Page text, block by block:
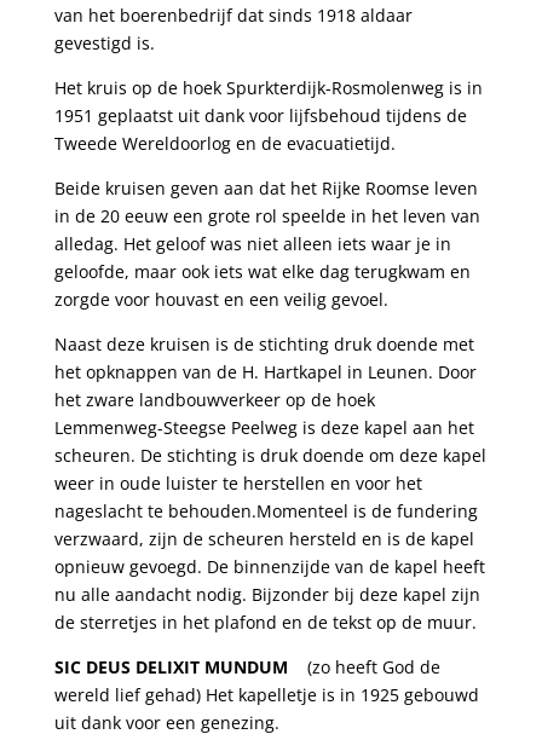
van het boerenbedrijf dat sinds 1918 aldaar
gevestigd is.
Het kruis op de hoek Spurkterdijk-Rosmolenweg is in
1951 geplaatst uit dank voor lijfsbehoud tijdens de
Tweede Wereldoorlog en de evacuatietijd.
Beide kruisen geven aan dat het Rijke Roomse leven
in de 20 eeuw een grote rol speelde in het leven van
alledag. Het geloof was niet alleen iets waar je in
geloofde, maar ook iets wat elke dag terugkwam en
zorgde voor houvast en een veilig gevoel.
Naast deze kruisen is de stichting druk doende met
het opknappen van de H. Hartkapel in Leunen. Door
het zware landbouwverkeer op de hoek
Lemmenweg-Steegse Peelweg is deze kapel aan het
scheuren. De stichting is druk doende om deze kapel
weer in oude luister te herstellen en voor het
nageslacht te behouden.Momenteel is de fundering
verzwaard, zijn de scheuren hersteld en is de kapel
opnieuw gevoegd. De binnenzijde van de kapel heeft
nu alle aandacht nodig. Bijzonder bij deze kapel zijn
de sterretjes in het plafond en de tekst op de muur.
SIC DEUS DELIXIT MUNDUM (zo heeft God de
wereld lief gehad) Het kapelletje is in 1925 gebouwd
uit dank voor een genezing.